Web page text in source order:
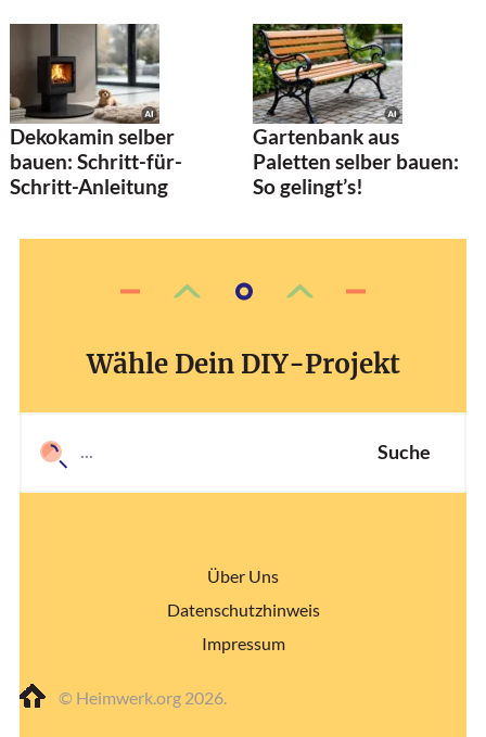
Dekokamin selber
bauen: Schritt-für-
Schritt-Anleitung
Gartenbank aus
Paletten selber bauen:
So gelingt’s!
Wähle Dein DIY-Projekt
Suche
© Heimwerk.org 2026.
Über Uns
Datenschutzhinweis
Impressum